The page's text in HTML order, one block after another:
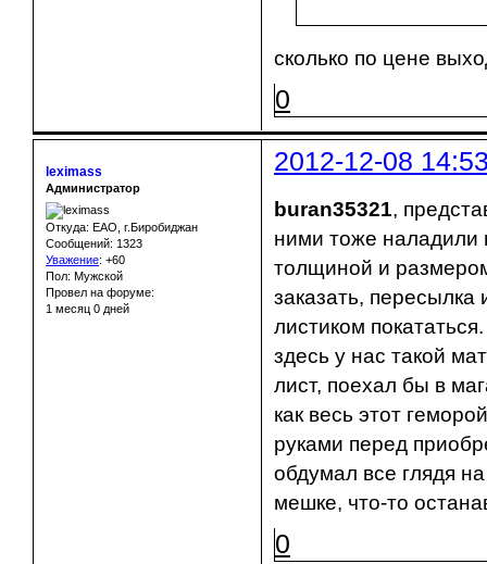
сколько по цене
0
2012-12-08
leximass
Администратор
Откуда: ЕАО, г.Биробиджан
Сообщений: 1323
Уважение: +60
Пол: Мужской
Провел на форуме:
1 месяц 0 дней
buran35321,
ними тоже наладили
толщиной и
заказать,
листиком
здесь у нас такой
лист, поехал бы в
как весь этот
руками перед
обдумал все глядя
мешке, что-то
0